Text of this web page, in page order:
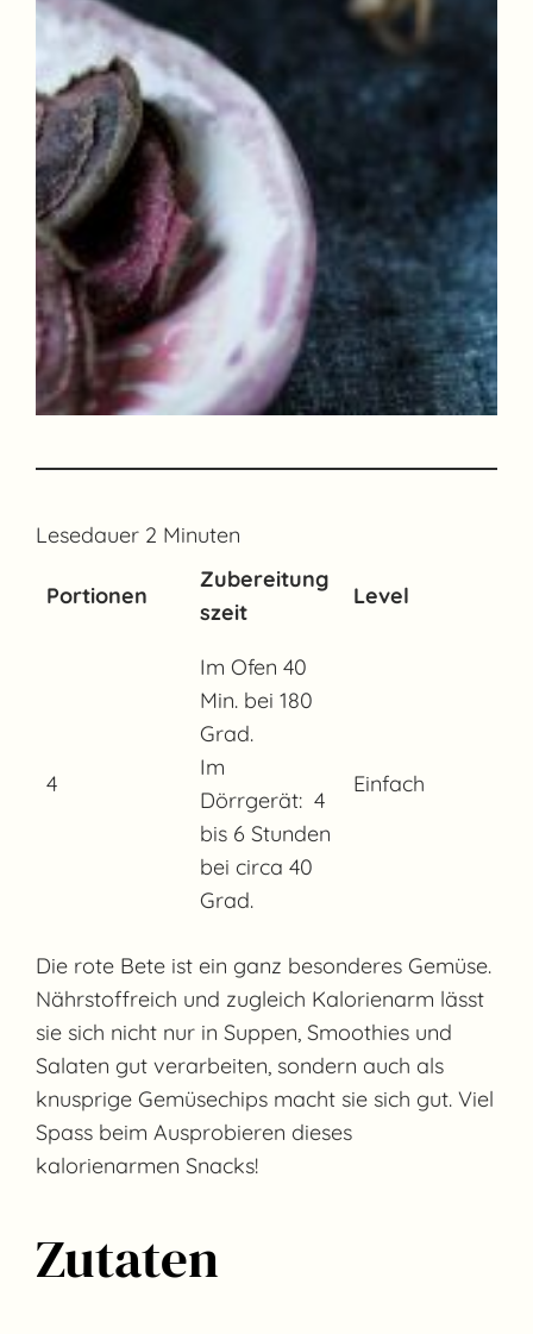
Lesedauer 2 Minuten
Portionen
Zubereitung
szeit
Level
4
Im Ofen 40
Min. bei 180
Grad.
Im
Dörrgerät: 4
bis 6 Stunden
bei circa 40
Grad.
Einfach
Die rote Bete ist ein ganz besonderes Gemüse.
Nährstoffreich und zugleich Kalorienarm lässt
sie sich nicht nur in Suppen, Smoothies und
Salaten gut verarbeiten, sondern auch als
knusprige Gemüsechips macht sie sich gut. Viel
Spass beim Ausprobieren dieses
kalorienarmen Snacks!
Zutaten